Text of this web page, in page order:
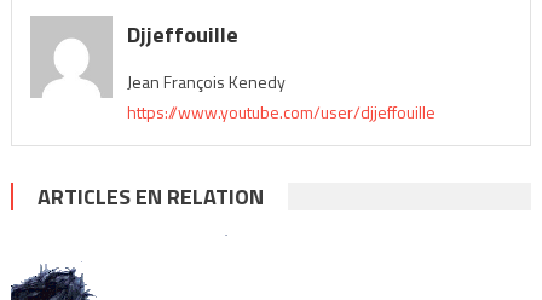
Djjeffouille
Jean François Kenedy
https://www.youtube.com/user/djjeffouille
ARTICLES EN RELATION